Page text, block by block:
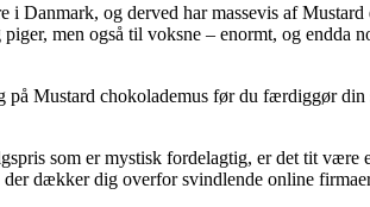
Danmark, og derved har massevis af Mustard
men også til voksne – enormt, og endda
på Mustard chokolademus før du færdiggør din
som er mystisk fordelagtig, er det tit være
dækker dig overfor svindlende online